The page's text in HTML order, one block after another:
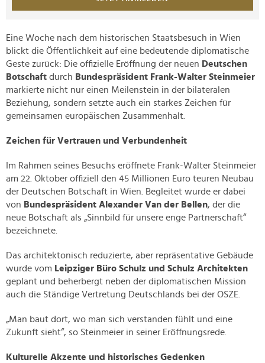
Eine Woche nach dem historischen Staatsbesuch in Wien
blickt die Öffentlichkeit auf eine bedeutende diplomatische
Geste zurück: Die offizielle Eröffnung der neuen Deutschen
Botschaft durch Bundespräsident Frank-Walter Steinmeier
markierte nicht nur einen Meilenstein in der bilateralen
Beziehung, sondern setzte auch ein starkes Zeichen für
gemeinsamen europäischen Zusammenhalt.
Zeichen für Vertrauen und Verbundenheit
Im Rahmen seines Besuchs eröffnete Frank-Walter Steinmeier
am 22. Oktober offiziell den 45 Millionen Euro teuren Neubau
der Deutschen Botschaft in Wien. Begleitet wurde er dabei
von Bundespräsident Alexander Van der Bellen, der die
neue Botschaft als „Sinnbild für unsere enge Partnerschaft“
bezeichnete.
Das architektonisch reduzierte, aber repräsentative Gebäude
wurde vom Leipziger Büro Schulz und Schulz Architekten
geplant und beherbergt neben der diplomatischen Mission
auch die Ständige Vertretung Deutschlands bei der OSZE.
„Man baut dort, wo man sich verstanden fühlt und eine
Zukunft sieht“, so Steinmeier in seiner Eröffnungsrede.
Kulturelle Akzente und historisches Gedenken